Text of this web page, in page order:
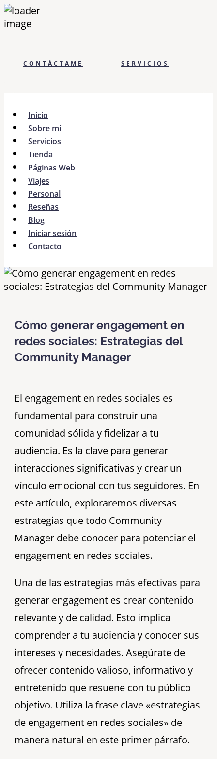
CONTÁCTAME SERVICIOS
Inicio
Sobre mí
Servicios
Tienda
Páginas Web
Viajes
Personal
Reseñas
Blog
Iniciar sesión
Contacto
Cómo generar engagement en
redes sociales: Estrategias del
Community Manager
El engagement en redes sociales es
fundamental para construir una
comunidad sólida y fidelizar a tu
audiencia. Es la clave para generar
interacciones significativas y crear un
vínculo emocional con tus seguidores. En
este artículo, exploraremos diversas
estrategias que todo Community
Manager debe conocer para potenciar el
engagement en redes sociales.
Una de las estrategias más efectivas para
generar engagement es crear contenido
relevante y de calidad. Esto implica
comprender a tu audiencia y conocer sus
intereses y necesidades. Asegúrate de
ofrecer contenido valioso, informativo y
entretenido que resuene con tu público
objetivo. Utiliza la frase clave «estrategias
de engagement en redes sociales» de
manera natural en este primer párrafo.